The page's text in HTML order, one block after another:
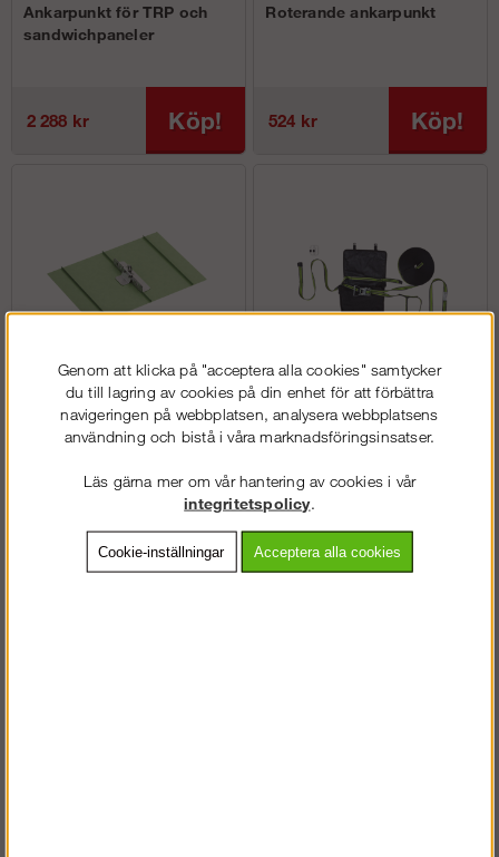
Ankarpunkt för TRP och
sandwichpaneler
2 288 kr Köp!
Roterande ankarpunkt
524 kr Köp!
Ankarpunkt för falsat
plåttak
Köp!
Temporär livlina 20m, max
2 personer
1 781 kr
Genom att klicka på "acceptera alla cookies" samtycker
du till lagring av cookies på din enhet för att förbättra
navigeringen på webbplatsen, analysera webbplatsens
användning och bistå i våra marknadsföringsinsatser.
Läs gärna mer om vår hantering av cookies i vår
integritetspolicy.
Cookie-inställningar Acceptera alla cookies